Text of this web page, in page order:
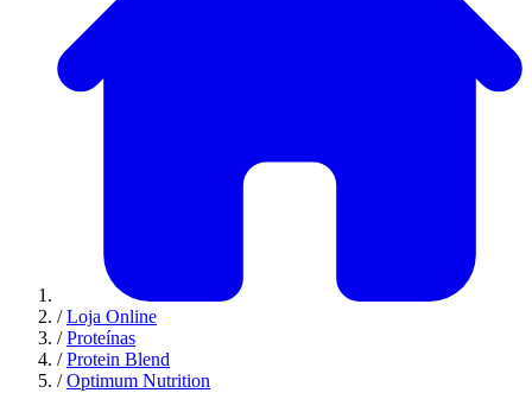
/ Loja Online
/ Proteínas
/ Protein Blend
/ Optimum Nutrition